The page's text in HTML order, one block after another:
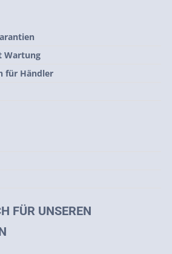
Wartung
für Händler
FÜR UNSEREN